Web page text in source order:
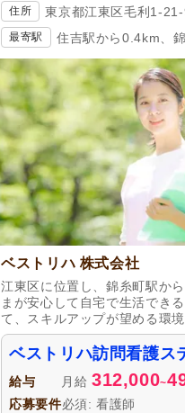
応募資格
看護師(260)
休日・休暇
完全週休2日
土日休み (8)
年間休日
育休あり
夏季休暇
給与・手当
福利厚生
賞与あり
企業年金
退職金あり
資格取得支
処遇改善手当
住所 東京都江東区毛利1-
最寄駅 住吉駅から0.4km、
ベストリハ 株式会社
江東区に位置し、錦糸町駅か
まが安心して自宅で生活でき
て、スキルアップが望める環
ベストリハ訪問看護ス
給与 月給 312,000~
応募要件必須: 看護師